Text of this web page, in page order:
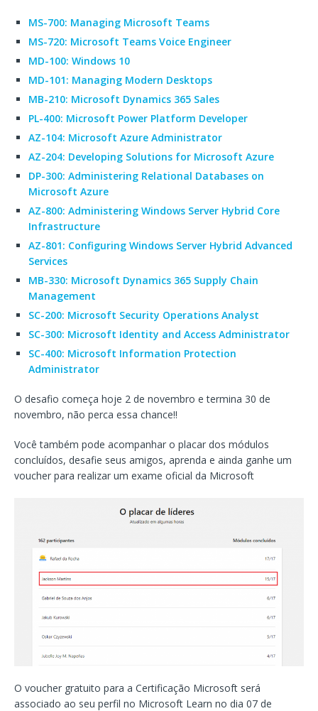
MS-700: Managing Microsoft Teams
MS-720: Microsoft Teams Voice Engineer
MD-100: Windows 10
MD-101: Managing Modern Desktops
MB-210: Microsoft Dynamics 365 Sales
PL-400: Microsoft Power Platform Developer
AZ-104: Microsoft Azure Administrator
AZ-204: Developing Solutions for Microsoft Azure
DP-300: Administering Relational Databases on
Microsoft Azure
AZ-800: Administering Windows Server Hybrid Core
Infrastructure
AZ-801: Configuring Windows Server Hybrid Advanced
Services
MB-330: Microsoft Dynamics 365 Supply Chain
Management
SC-200: Microsoft Security Operations Analyst
SC-300: Microsoft Identity and Access Administrator
SC-400: Microsoft Information Protection
Administrator
O desafio começa hoje 2 de novembro e termina 30 de
novembro, não perca essa chance!!
Você também pode acompanhar o placar dos módulos
concluídos, desafie seus amigos, aprenda e ainda ganhe um
voucher para realizar um exame oficial da Microsoft
O voucher gratuito para a Certificação Microsoft será
associado ao seu perfil no Microsoft Learn no dia 07 de